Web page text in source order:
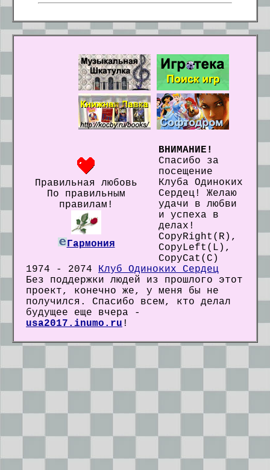
Правильная любовь
По правильным
правилам!
Гармония
ВНИМАНИЕ!
Спасибо за
посещение
Клуба Одиноких
Сердец! Желаю
удачи в любви
и успеха в
делах!
CopyRight(R),
CopyLeft(L),
CopyCat(C)
1974 - 2074 Клуб Одиноких Сердец
Без поддержки людей из прошлого этот
проект, конечно же, у меня бы не
получился. Спасибо всем, кто делал
будущее еще вчера -
usa2017.inumo.ru !